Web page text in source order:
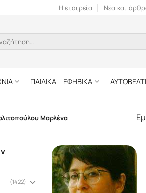
Η εταιρεία Νέα και
ΠΑΙΔΙΚΑ – ΕΦΗΒΙΚΑ
Μαρλένα
(1422)